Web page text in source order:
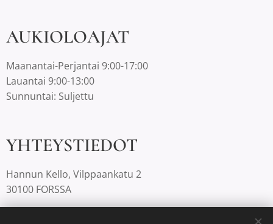
AUKIOLOAJAT
Maanantai-Perjantai 9:00-17:00
Lauantai 9:00-13:00
Sunnuntai: Suljettu
YHTEYSTIEDOT
Hannun Kello, Vilppaankatu 2
30100 FORSSA